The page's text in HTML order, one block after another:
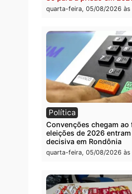
O dinheiro do crime:
apreende R$ 2
milionário de
quarta-feira, 05/08/
Polícia
80 para a prisão em
quarta-feira, 05/08/2026